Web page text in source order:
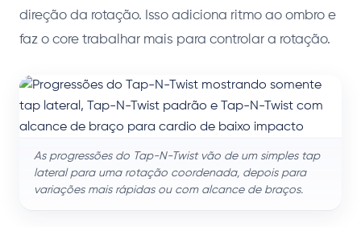
direção da rotação. Isso adiciona ritmo ao ombro e
faz o core trabalhar mais para controlar a rotação.
As progressões do Tap-N-Twist vão de um simples tap
lateral para uma rotação coordenada, depois para
variações mais rápidas ou com alcance de braços.